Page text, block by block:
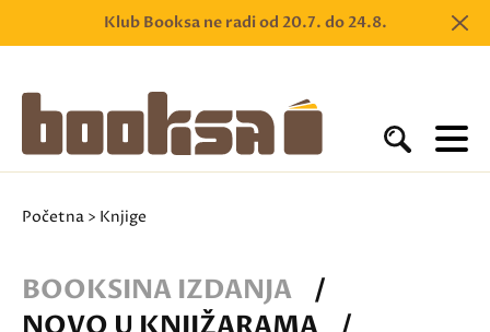
Klub Booksa ne radi od 20.7. do 24.8.
Početna > Knjige
BOOKSINA IZDANJA
/